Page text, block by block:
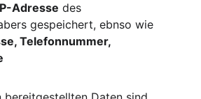
Adresse des
gespeichert, ebnso wie
Telefonnummer,